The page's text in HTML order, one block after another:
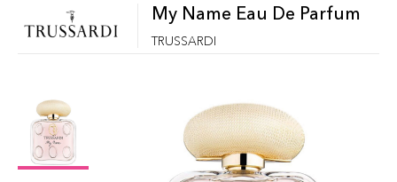
My Name Eau De Parfum
TRUSSARDI